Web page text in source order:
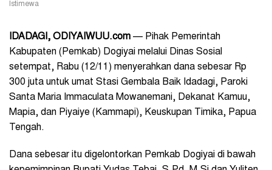
Istimewa
IDADAGI, ODIYAIWUU.com — Pihak Pemerintah
Kabupaten (Pemkab) Dogiyai melalui Dinas Sosial
setempat, Rabu (12/11) menyerahkan dana sebesar Rp
300 juta untuk umat Stasi Gembala Baik Idadagi, Paroki
Santa Maria Immaculata Mowanemani, Dekanat Kamuu,
Mapia, dan Piyaiye (Kammapi), Keuskupan Timika, Papua
Tengah.
Dana sebesar itu digelontorkan Pemkab Dogiyai di bawah